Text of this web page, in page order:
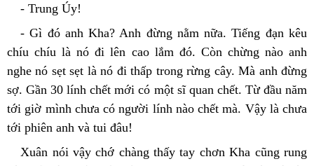
- Trung Úy!
- Gì đó anh Kha? Anh đừng nằm nữa. Tiếng đạn kêu
chíu chíu là nó đi lên cao lắm đó. Còn chừng nào anh
nghe nó sẹt sẹt là nó đi thấp trong rừng cây. Mà anh đừng
sợ. Gần 30 lính chết mới có một sĩ quan chết. Từ đầu năm
tới giờ mình chưa có người lính nào chết mà. Vậy là chưa
tới phiên anh và tui đâu!
Xuân nói vậy chớ chàng thấy tay chơn Kha cũng rung